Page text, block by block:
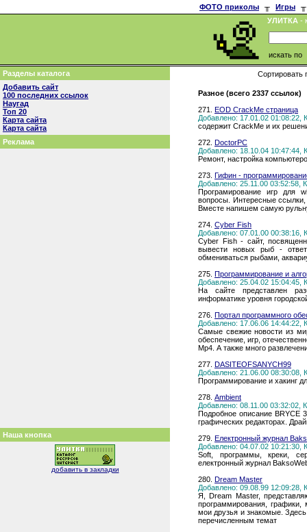
ФОТО приколы ╥ Игры
╥
УЛИТКА -
искать по
Разделы каталога
Добавить сайт
100 последних ссылок
Наугад
Топ 20
Карта сайта
Карта сайта
Реклама
Наша кнопка
добавить в закладки
Сортировать
Разное (всего 2337 ссылок)
271. EOD CrackMe страница
Добавлено: 17.01.02 01:08:22,
содержит CrackMe и их
272. DoctorPC
Добавлено: 18.10.04 10:47:44,
Ремонт, настройка
273. Гифин -
Добавлено: 25.11.00 03:52:58,
Програмирование игр для
вопросы. Интересные ссылки,
Вместе напишем самую
274. Cyber Fish
Добавлено: 07.01.00 00:38:16,
Cyber Fish - сайт,
вывести новых рыб -
обмениваться рыбами,
275. Программирование и
Добавлено: 25.04.02 15:04:45,
На сайте представлен
информатике уровня
276. Портал программного
Добавлено: 17.06.06 14:44:22,
Самые свежие новости из
обеспечение, игр,
Mp4. А также много
277. DASITEOFSANYCH99
Добавлено: 21.06.00 08:30:08,
Программирование и хакинг
278. Ambient
Добавлено: 08.11.00 03:32:02,
Подробное описание BRYCE
графических редакторах.
279. Електронный журнал
Добавлено: 04.07.02 10:21:30,
Soft, программы, креки,
електронный журнал
280. Dream Master
Добавлено: 09.08.99 12:09:28,
Я, Dream Master,
программирования,
мои друзья и знакомые.
перечисленным темат